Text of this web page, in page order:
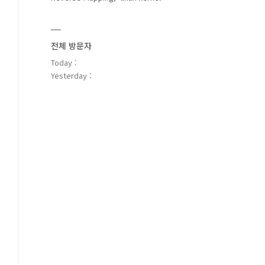
전체 방문자
Today :
Yesterday :